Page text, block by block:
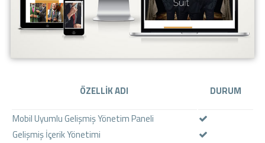
ÖZELLİK ADI DURUM
Mobil Uyumlu Gelişmiş Yönetim Paneli
Gelişmiş İçerik Yönetimi